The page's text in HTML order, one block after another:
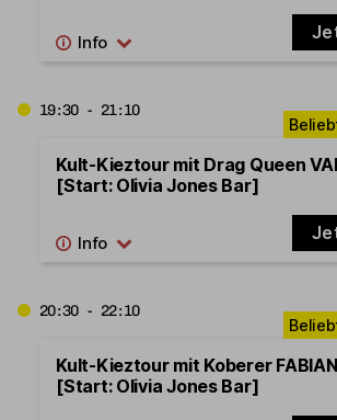
19:30 - 21:10
Kult-Kieztour mit Drag Queen
[Start: Olivia Jones Bar]
20:30 - 22:10
Kult-Kieztour mit Koberer
[Start: Olivia Jones Bar]